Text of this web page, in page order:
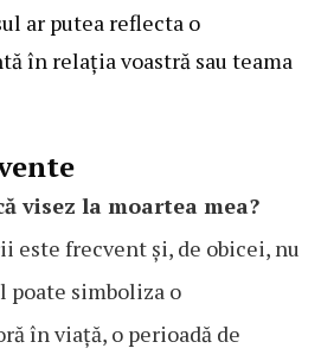
ar putea reflecta o
în relația voastră sau teama
visez la moartea mea?
este frecvent și, de obicei, nu
poate simboliza o
în viață, o perioadă de